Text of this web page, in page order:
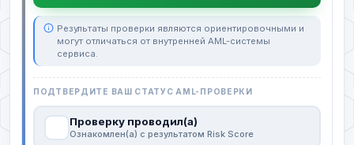
Результаты проверки являются ориентировочными и
могут отличаться от внутренней AML-системы
сервиса.
ПОДТВЕРДИТЕ ВАШ СТАТУС AML-ПРОВЕРКИ
Проверку проводил(а)
Ознакомлен(а) с результатом Risk Score